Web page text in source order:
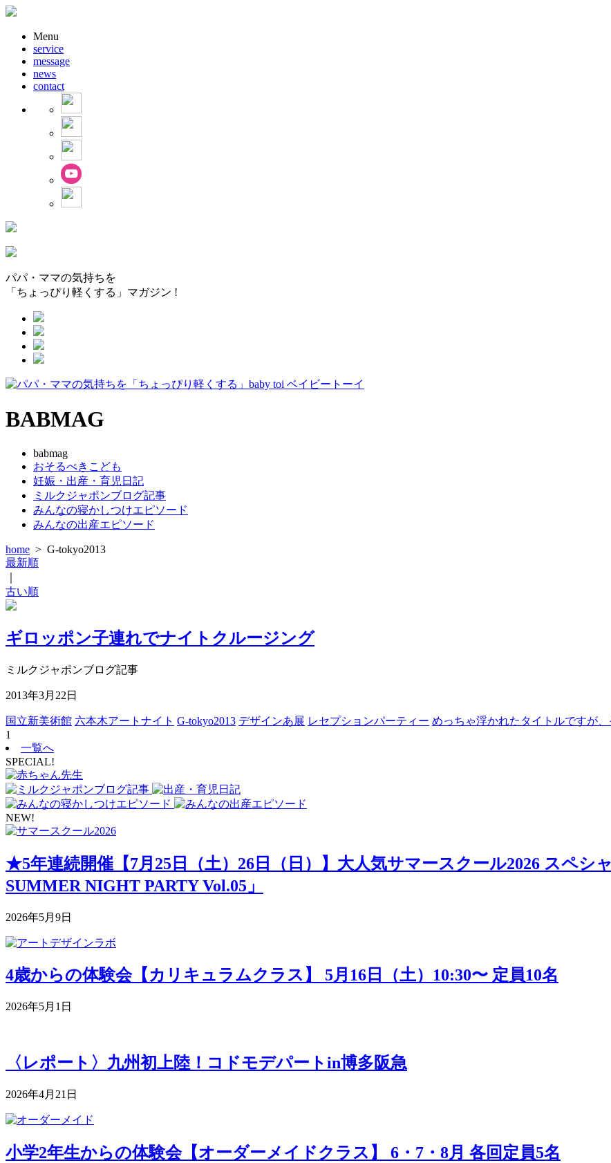
Menu
service
message
news
contact
パパ・ママの気持ちを
「ちょっぴり軽くする」マガジン !
BABMAG
babmag
おそるべきこども
妊娠・出産・育児日記
ミルクジャポンブログ記事
みんなの寝かしつけエピソード
みんなの出産エピソード
home > G-tokyo2013
最新順
古い順
ギロッポン子連れでナイトクルージング
ミルクジャポンブログ記事
2013年3月22日
国立新美術館 六本木アートナイト G-tokyo2013 デザインあ展 レセプションパーティー めっちゃ浮かれたタイトルですが
1
一覧へ
SPECIAL!
NEW!
★5年連続開催【7月25日（土）26日（日）】大人気サマースクール2026 スペシ
SUMMER NIGHT PARTY Vol.05」
2026年5月9日
4歳からの体験会【カリキュラムクラス】 5月16日（土）10:30〜 定員10名
2026年5月1日
〈レポート〉九州初上陸！コドモデパートin博多阪急
2026年4月21日
小学2年生からの体験会【オーダーメイドクラス】 6・7・8月 各回定員5名